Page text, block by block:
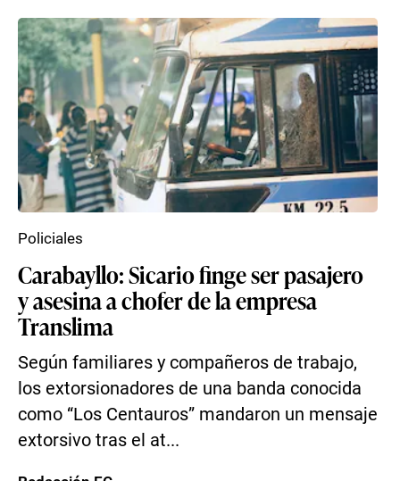
Carabayllo: Sicario finge ser pasajero
y asesina a chofer de la empresa
Translima
Según familiares y compañeros de trabajo,
los extorsionadores de una banda conocida
como “Los Centauros” mandaron un mensaje
extorsivo tras el at...
Policiales